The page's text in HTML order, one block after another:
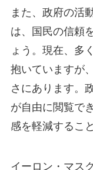
また、政府の活
は、国民の信頼
ょう。現在、多
抱いていますが
さにあります。
が自由に閲覧で
感を軽減するこ
イーロン・マス